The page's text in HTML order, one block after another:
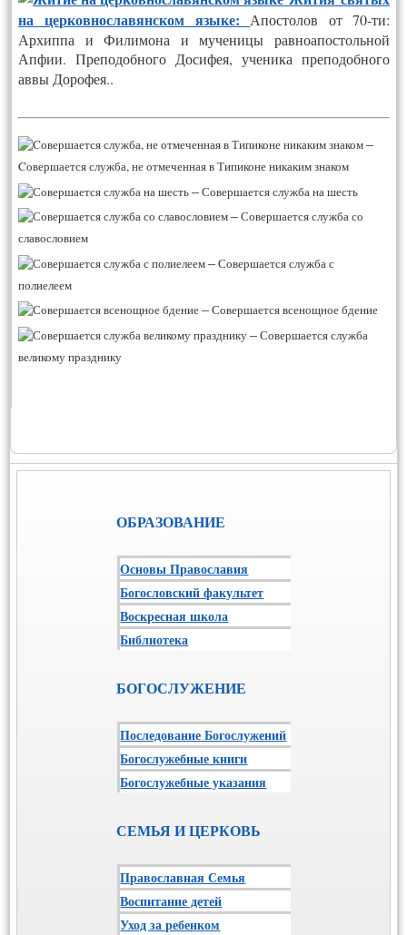
на церковнославянском языке:Апостолов от 70-ти:
Архиппа и Филимона и мученицы равноапостольной
Апфии. Преподобного Досифея, ученика преподобного
аввы Дорофея..
–
Cовершается служба, не отмеченная в Типиконе никаким знаком
–Совершается служба на шесть
–Совершается служба со
славословием
–Совершается служба с
полиелеем
–Совершается всенощное бдение
–Совершается служба
великому празднику
ОБРАЗОВАНИЕ
Основы Православия
Богословский факультет
Воскресная школа
Библиотека
БОГОСЛУЖЕНИЕ
Последование Богослужений
Богослужебные книги
Богослужебные указания
СЕМЬЯ И ЦЕРКОВЬ
Православная Семья
Воспитание детей
Уход за ребенком